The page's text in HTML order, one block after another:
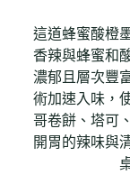
這道蜂蜜酸橙
香辣與蜂蜜和
濃郁且層次豐
術加速入味，
哥卷餅、塔可
開胃的辣味與